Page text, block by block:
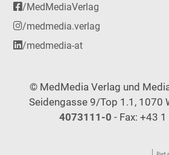
/MedMediaVerlag
/medmedia.verlag
/medmedia-at
© MedMedia Verlag und
Seidengasse 9/Top 1.1, 1070
4073111-0 - Fax: +43